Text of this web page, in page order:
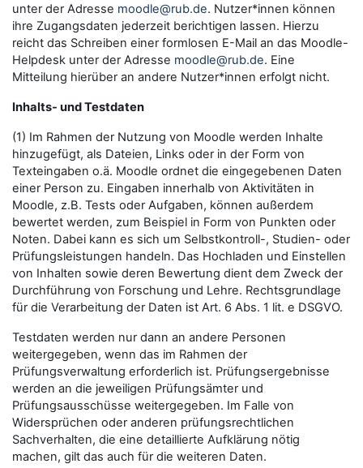
unter der Adresse moodle@rub.de. Nutzer*innen können
ihre Zugangsdaten jederzeit berichtigen lassen. Hierzu
reicht das Schreiben einer formlosen E-Mail an das Moodle-
Helpdesk unter der Adresse moodle@rub.de. Eine
Mitteilung hierüber an andere Nutzer*innen erfolgt nicht.
Inhalts- und Testdaten
(1) Im Rahmen der Nutzung von Moodle werden Inhalte
hinzugefügt, als Dateien, Links oder in der Form von
Texteingaben o.ä. Moodle ordnet die eingegebenen Daten
einer Person zu. Eingaben innerhalb von Aktivitäten in
Moodle, z.B. Tests oder Aufgaben, können außerdem
bewertet werden, zum Beispiel in Form von Punkten oder
Noten. Dabei kann es sich um Selbstkontroll-, Studien- oder
Prüfungsleistungen handeln. Das Hochladen und Einstellen
von Inhalten sowie deren Bewertung dient dem Zweck der
Durchführung von Forschung und Lehre. Rechtsgrundlage
für die Verarbeitung der Daten ist Art. 6 Abs. 1 lit. e DSGVO.
Testdaten werden nur dann an andere Personen
weitergegeben, wenn das im Rahmen der
Prüfungsverwaltung erforderlich ist. Prüfungsergebnisse
werden an die jeweiligen Prüfungsämter und
Prüfungsausschüsse weitergegeben. Im Falle von
Widersprüchen oder anderen prüfungsrechtlichen
Sachverhalten, die eine detaillierte Aufklärung nötig
machen, gilt das auch für die weiteren Daten.